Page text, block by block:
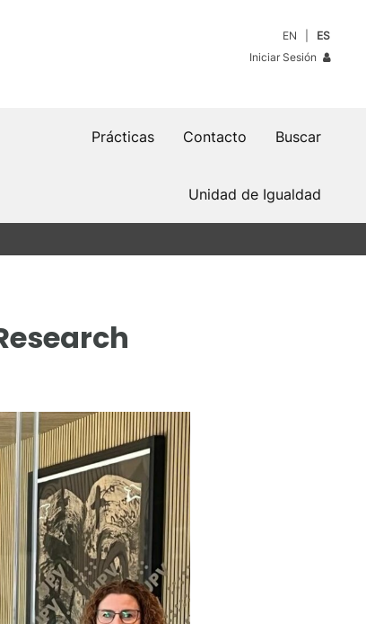
EN
ES
Iniciar Sesión
Buscar
Contacto
Prácticas
Unidad de Igualdad